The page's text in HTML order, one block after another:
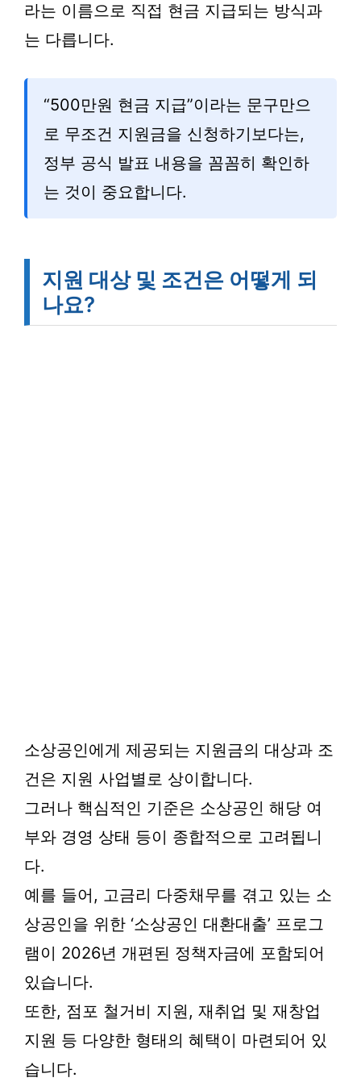
라는 이름으로 직접 현금 지급되는 방식과
는 다릅니다.
“500만원 현금 지급”이라는 문구만으
로 무조건 지원금을 신청하기보다는,
정부 공식 발표 내용을 꼼꼼히 확인하
는 것이 중요합니다.
지원 대상 및 조건은 어떻게 되
나요?
소상공인에게 제공되는 지원금의 대상과 조
건은 지원 사업별로 상이합니다.
그러나 핵심적인 기준은 소상공인 해당 여
부와 경영 상태 등이 종합적으로 고려됩니
다.
예를 들어, 고금리 다중채무를 겪고 있는 소
상공인을 위한 ‘소상공인 대환대출’ 프로그
램이 2026년 개편된 정책자금에 포함되어
있습니다.
또한, 점포 철거비 지원, 재취업 및 재창업
지원 등 다양한 형태의 혜택이 마련되어 있
습니다.